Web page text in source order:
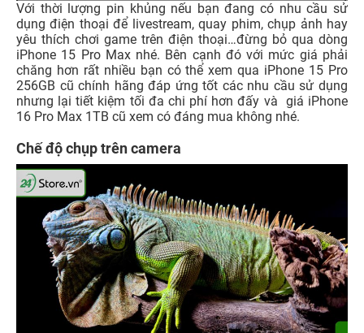
Với thời lượng pin khủng nếu bạn đang có nhu cầu sử
dụng điện thoại để livestream, quay phim, chụp ảnh hay
yêu thích chơi game trên điện thoại…đừng bỏ qua dòng
iPhone 15 Pro Max nhé. Bên cạnh đó với mức giá phải
chăng hơn rất nhiều bạn có thể xem qua iPhone 15 Pro
256GB cũ chính hãng đáp ứng tốt các nhu cầu sử dụng
nhưng lại tiết kiệm tối đa chi phí hơn đấy và giá iPhone
16 Pro Max 1TB cũ xem có đáng mua không nhé.
Chế độ chụp trên camera